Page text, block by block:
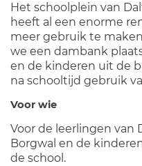
Het schoolplein van
heeft al een enorme
meer gebruik te
we een dambank
en de kinderen uit de
na schooltijd gebruik
Voor wie
Voor de leerlingen van
Borgwal en de
de school.